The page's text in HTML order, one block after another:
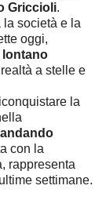
Griccioli.
la società e la
oggi,
lontano
a stelle e
la
con la
rappresenta
settimane.